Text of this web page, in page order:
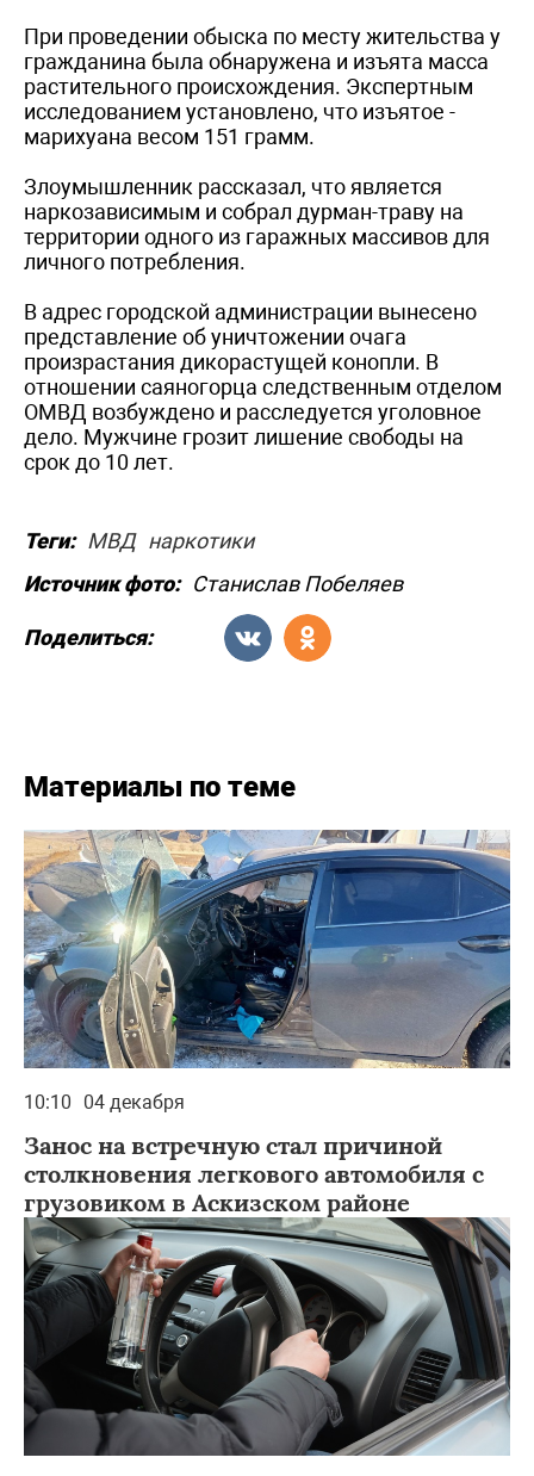
При проведении обыска по месту жительства у
гражданина была обнаружена и изъята масса
растительного происхождения. Экспертным
исследованием установлено, что изъятое -
марихуана весом 151 грамм.
Злоумышленник рассказал, что является
наркозависимым и собрал дурман-траву на
территории одного из гаражных массивов для
личного потребления.
В адрес городской администрации вынесено
представление об уничтожении очага
произрастания дикорастущей конопли. В
отношении саяногорца следственным отделом
ОМВД возбуждено и расследуется уголовное
дело. Мужчине грозит лишение свободы на
срок до 10 лет.
Теги: МВД наркотики
Источник фото: Станислав Побеляев
Поделиться:
Материалы по теме
10:10 04 декабря
Занос на встречную стал причиной
столкновения легкового автомобиля с
грузовиком в Аскизском районе